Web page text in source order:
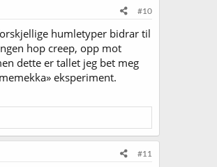
#10
humletyper bidrar til
hop creep, opp mot
dette er tallet jeg bet meg
eksperiment.
#11